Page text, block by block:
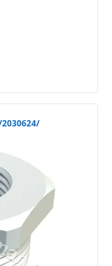
OBO 107 R M25-12 PA /2030624/